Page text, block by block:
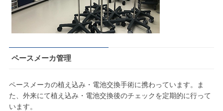
ペースメーカ管理
ペースメーカの植え込み・電池交換手術に携わっています。ま
た、外来にて植え込み・電池交換後のチェックを定期的に行って
います。